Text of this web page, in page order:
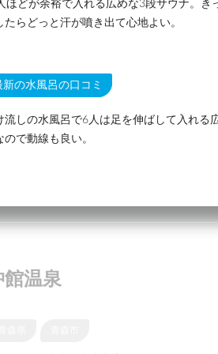
ほどが余裕で入れる広めな3段サウナ。
たらどっと汗が噴き出て心地よい。
新の水風呂の口コミ
流しの水風呂で6人は足を伸ばして入れる
ので動線も良い。
館温泉